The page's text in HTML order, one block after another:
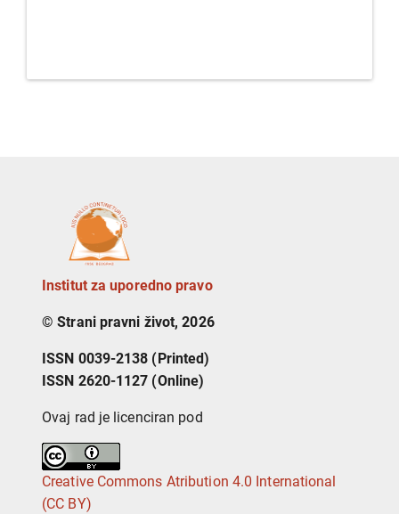
Institut za uporedno pravo
© Strani pravni život, 2026
ISSN 0039-2138 (Printed)
ISSN 2620-1127 (Online)
Ovaj rad je licenciran pod
Creative Commons Atribution 4.0 International
(CC BY)